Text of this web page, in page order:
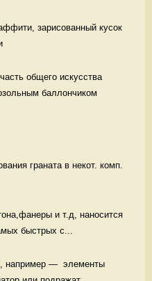
зарисованный кусок
общего искусства
баллончиком
граната в некот. комп.
и т.д, наносится
быстрых с...
например —  элементы